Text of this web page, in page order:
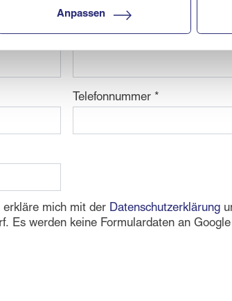
Anpassen
Cup Dachstein West der
Telefonnummer
erkläre mich mit der Datenschutzerklärung
Es werden keine Formulardaten an